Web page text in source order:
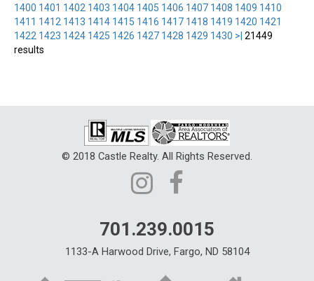
1400 1401 1402 1403 1404 1405 1406 1407 1408 1409 1410
1411 1412 1413 1414 1415 1416 1417 1418 1419 1420 1421
1422 1423 1424 1425 1426 1427 1428 1429 1430 >| 21449
results
© 2018 Castle Realty. All Rights Reserved.
701.239.0015
1133-A Harwood Drive, Fargo, ND 58104